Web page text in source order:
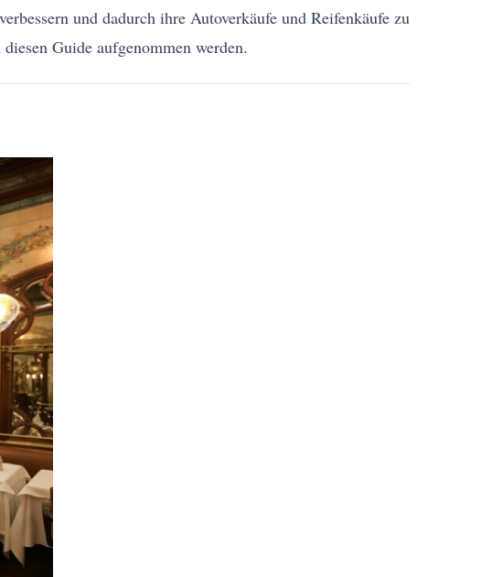
und dadurch ihre Autoverkäufe und Reifenkäufe zu
Guide aufgenommen werden.